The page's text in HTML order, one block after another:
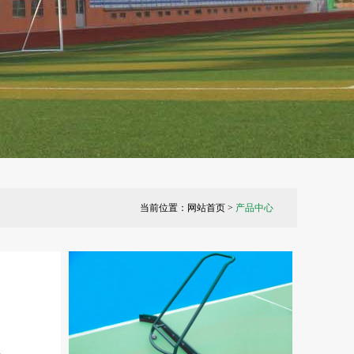
当前位置： 网站首页 > 产品中心